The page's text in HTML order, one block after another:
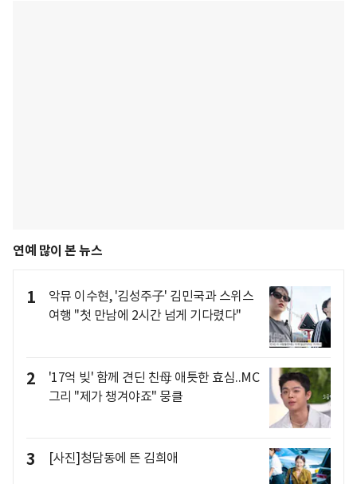
연예 많이 본 뉴스
1
악뮤 이수현, '김성주子' 김민국과 스위스
여행 "첫 만남에 2시간 넘게 기다렸다"
2
'17억 빚' 함께 견딘 친母 애틋한 효심..MC
그리 "제가 챙겨야죠" 뭉클
3 [사진]청담동에 뜬 김희애